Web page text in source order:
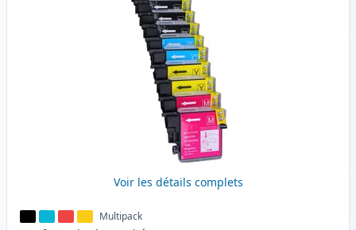
Voir les détails complets
Multipack